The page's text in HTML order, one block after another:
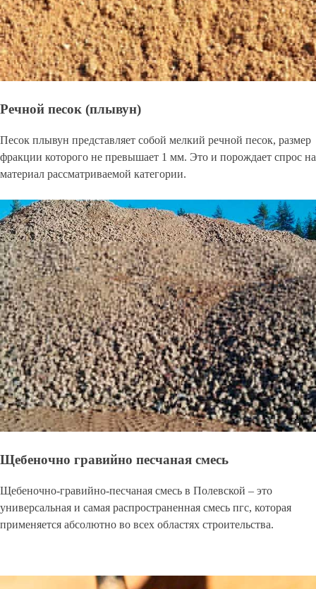
Речной песок (плывун)
Песок плывун представляет собой мелкий речной песок, размер
фракции которого не превышает 1 мм. Это и порождает спрос на
материал рассматриваемой категории.
Щебеночно гравийно песчаная смесь
Щебеночно-гравийно-песчаная смесь в Полевской – это
универсальная и самая распространенная смесь пгс, которая
применяется абсолютно во всех областях строительства.